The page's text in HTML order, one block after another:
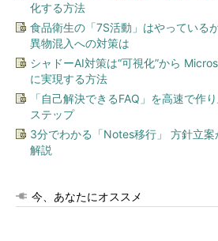
化する方法
食品衛生の「7S活動」はやっている
異物混入への対策は
シャドーAI対策は“可視化”から
に実現する方法
「自己解決できるFAQ」を高速で作
ステップ
3分でわかる「Notes移行」 方針立
解説
今、あなたにオススメ